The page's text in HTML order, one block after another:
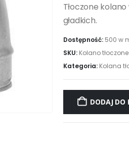
Tłoczone
gładkich.
Dostępność: 500 w
SKU: Kolano
Kategoria: Kolana
DODAJ DO